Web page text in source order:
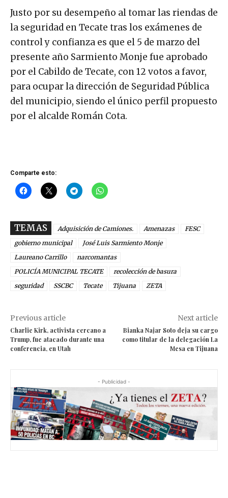
Justo por su desempeño al tomar las riendas de
la seguridad en Tecate tras los exámenes de
control y confianza es que el 5 de marzo del
presente año Sarmiento Monje fue aprobado
por el Cabildo de Tecate, con 12 votos a favor,
para ocupar la dirección de Seguridad Pública
del municipio, siendo el único perfil propuesto
por el alcalde Román Cota.
Comparte esto:
TEMAS Adquisición de Camiones. Amenazas
FESC
gobierno municipal
José Luis Sarmiento Monje
Laureano Carrillo
narcomantas
POLICÍA MUNICIPAL TECATE
recolección de basura
seguridad
SSCBC Tecate Tijuana ZETA
Previous article
Charlie Kirk, activista cercano a
Trump, fue atacado durante una
conferencia, en Utah
Next article
Bianka Najar Soto deja su cargo
como titular de la delegación La
Mesa en Tijuana
- Publicidad -